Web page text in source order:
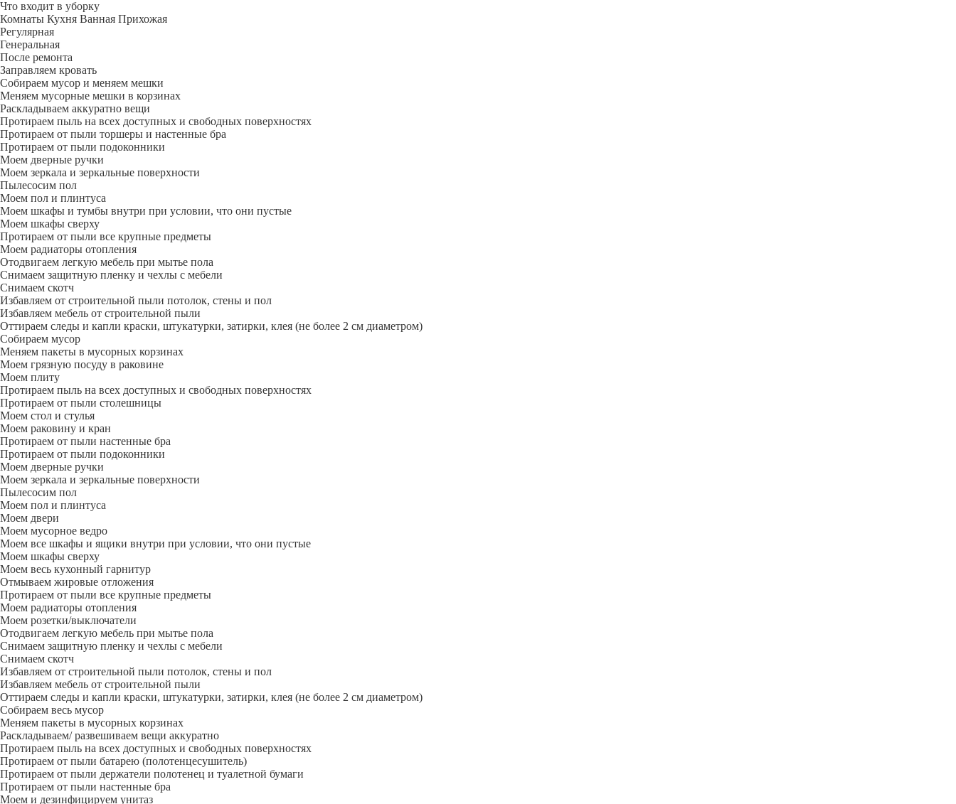
Что входит в уборку
Регу­лярная
Гене­ральная
После ремонта
Заправляем кровать
Собираем мусор и меняем мешки
Меняем мусорные мешки в корзинах
Раскладываем аккуратно вещи
Протираем пыль на всех доступных и свободных поверхностях
Протираем от пыли торшеры и настенные бра
Протираем от пыли подоконники
Моем дверные ручки
Моем зеркала и зеркальные поверхности
Пылесосим пол
Моем пол и плинтуса
Моем шкафы и тумбы внутри при условии, что они пустые
Моем шкафы сверху
Протираем от пыли все крупные предметы
Моем радиаторы отопления
Отодвигаем легкую мебель при мытье пола
Снимаем защитную пленку и чехлы с мебели
Снимаем скотч
Избавляем от строительной пыли потолок, стены и пол
Избавляем мебель от строительной пыли
Оттираем следы и капли краски, штукатурки, затирки, клея (не более 2 см диаметром)
Собираем мусор
Меняем пакеты в мусорных корзинах
Моем грязную посуду в раковине
Моем плиту
Протираем пыль на всех доступных и свободных поверхностях
Протираем от пыли столешницы
Моем стол и стулья
Моем раковину и кран
Протираем от пыли настенные бра
Протираем от пыли подоконники
Моем дверные ручки
Моем зеркала и зеркальные поверхности
Пылесосим пол
Моем пол и плинтуса
Моем двери
Моем мусорное ведро
Моем все шкафы и ящики внутри при условии, что они пустые
Моем шкафы сверху
Моем весь кухонный гарнитур
Отмываем жировые отложения
Протираем от пыли все крупные предметы
Моем радиаторы отопления
Моем розетки/выключатели
Отодвигаем легкую мебель при мытье пола
Снимаем защитную пленку и чехлы с мебели
Снимаем скотч
Избавляем от строительной пыли потолок, стены и пол
Избавляем мебель от строительной пыли
Оттираем следы и капли краски, штукатурки, затирки, клея (не более 2 см диаметром)
Собираем весь мусор
Меняем пакеты в мусорных корзинах
Раскладываем/ развешиваем вещи аккуратно
Протираем пыль на всех доступных и свободных поверхностях
Протираем от пыли батарею (полотенцесушитель)
Протираем от пыли держатели полотенец и туалетной бумаги
Протираем от пыли настенные бра
Моем и дезинфицируем унитаз